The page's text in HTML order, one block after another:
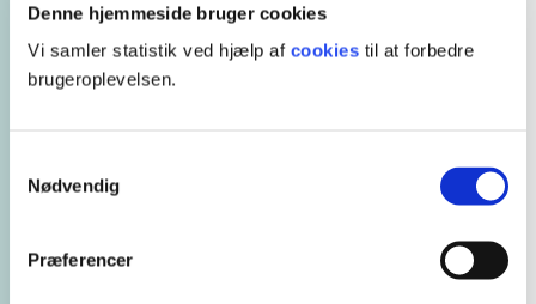
Denne hjemmeside bruger cookies
Vi samler statistik ved hjælp af cookies til at forbedre
brugeroplevelsen.
Nødvendig
Præferencer